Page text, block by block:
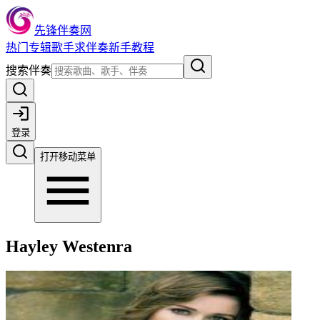
先锋伴奏网
热门 专辑歌手求伴奏新手教程
搜索伴奏
登录
打开移动菜单
Hayley Westenra